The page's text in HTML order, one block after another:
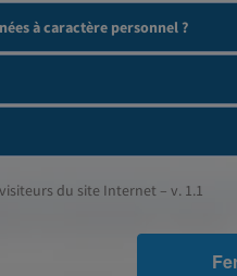
à caractère personnel ?
du site Internet – v. 1.1